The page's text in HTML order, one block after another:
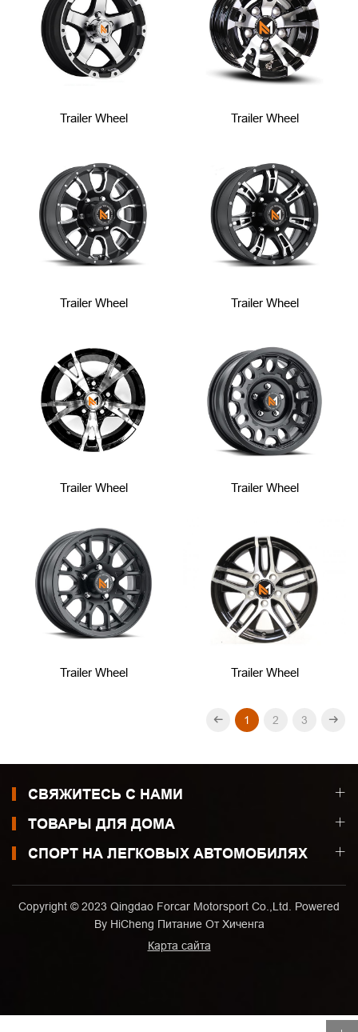
Trailer Wheel Trailer Wheel
Trailer Wheel Trailer Wheel
Trailer Wheel Trailer Wheel
Trailer Wheel Trailer Wheel
1 2 3
СВЯЖИТЕСЬ С НАМИ
ТОВАРЫ ДЛЯ ДОМА
СПОРТ НА ЛЕГКОВЫХ АВТОМОБИЛЯХ
Copyright © 2023 Qingdao Forcar Motorsport Co.,Ltd. Powered
By HiCheng Питание От Хиченга
Карта сайта